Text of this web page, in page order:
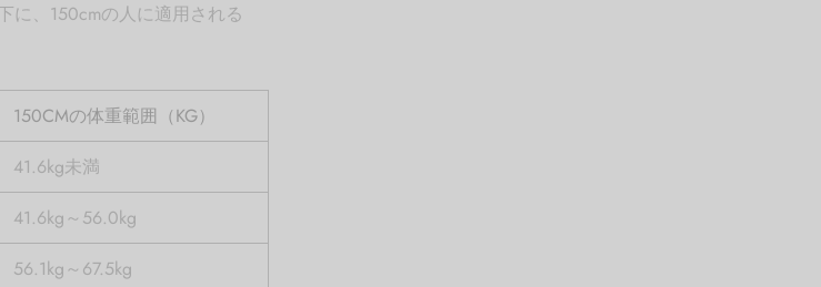
に、150cmの人に適用される
150CMの体重範囲（KG）
41.6kg未満
41.6kg～56.0kg
56.1kg～67.5kg